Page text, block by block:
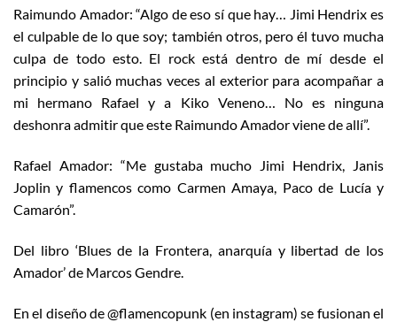
Raimundo Amador: “Algo de eso sí que hay… Jimi Hendrix es
el culpable de lo que soy; también otros, pero él tuvo mucha
culpa de todo esto. El rock está dentro de mí desde el
principio y salió muchas veces al exterior para acompañar a
mi hermano Rafael y a Kiko Veneno… No es ninguna
deshonra admitir que este Raimundo Amador viene de allí”.
Rafael Amador: “Me gustaba mucho Jimi Hendrix, Janis
Joplin y flamencos como Carmen Amaya, Paco de Lucía y
Camarón”.
Del libro ‘Blues de la Frontera, anarquía y libertad de los
Amador’ de Marcos Gendre.
En el diseño de @flamencopunk (en instagram) se fusionan el